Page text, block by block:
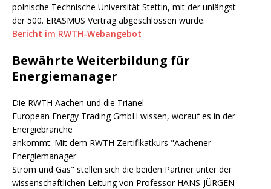
polnische Technische Universität Stettin, mit der unlängst
der 500. ERASMUS Vertrag abgeschlossen wurde.
Bericht im RWTH-Webangebot
Bewährte Weiterbildung für
Energiemanager
Die RWTH Aachen und die Trianel
European Energy Trading GmbH wissen, worauf es in der
Energiebranche
ankommt: Mit dem RWTH Zertifikatkurs "Aachener
Energiemanager
Strom und Gas" stellen sich die beiden Partner unter der
wissenschaftlichen Leitung von Professor HANS-JÜRGEN